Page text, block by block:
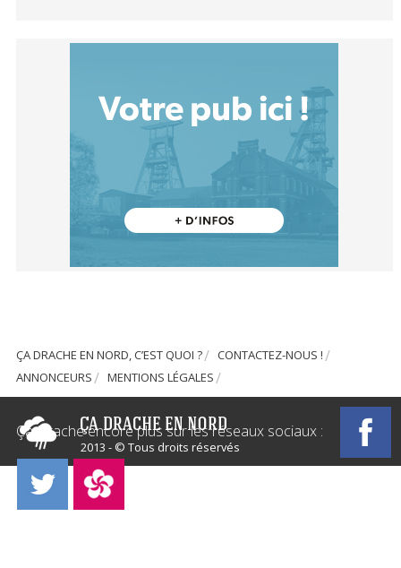
ÇA DRACHE EN NORD, C’EST QUOI ?
CONTACTEZ-NOUS !
ANNONCEURS
MENTIONS LÉGALES
2013 - © Tous droits réservés
Ça Drache encore plus sur les réseaux sociaux :